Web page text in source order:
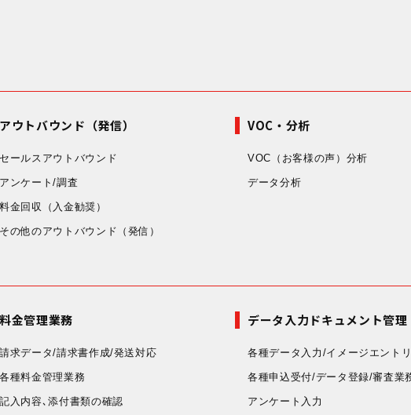
アウトバウンド（発信）
セールスアウトバウンド
アンケート/調査
料金回収 （入金勧奨）
その他のアウトバウンド （発信）
VOC・分析
VOC（お客様の声）分析
データ分析
料金管理業務
請求データ/請求書作成/発送対応
各種料金管理業務
記入内容､添付書類の確認
データ入力ドキュメント管理
各種データ入力/イメージエント
各種申込受付/データ登録/審査業
アンケート入力